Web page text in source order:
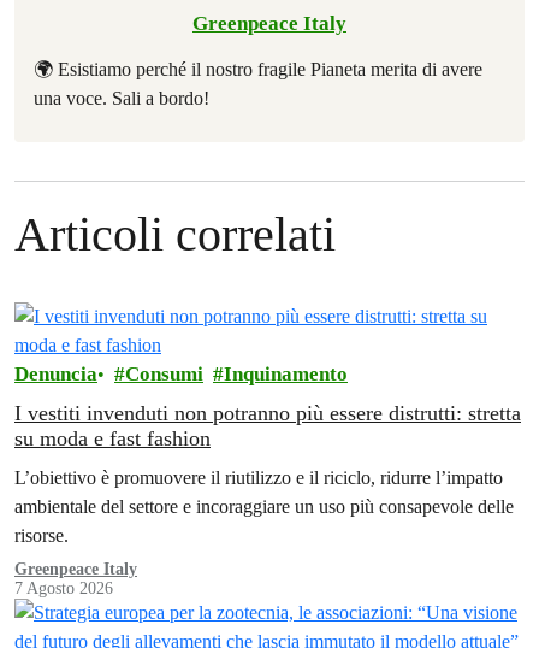
Greenpeace Italy
🌍 Esistiamo perché il nostro fragile Pianeta merita di avere
una voce. Sali a bordo!
Articoli correlati
Denuncia Consumi Inquinamento
I vestiti invenduti non potranno più essere distrutti: stretta
su moda e fast fashion
L’obiettivo è promuovere il riutilizzo e il riciclo, ridurre l’impatto
ambientale del settore e incoraggiare un uso più consapevole delle
risorse.
Greenpeace Italy
7 Agosto 2026